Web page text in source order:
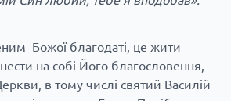
Божої благодаті, це жити
на собі Його благословення,
в тому числі святий Василій